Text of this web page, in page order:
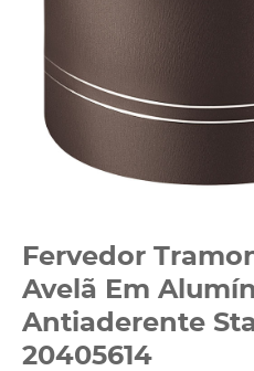
Fervedor
Avelã Em
Antiaderente
20405614